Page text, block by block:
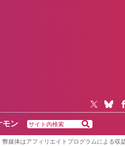
モン
弊媒体はアフィリエイトプログラムによる収